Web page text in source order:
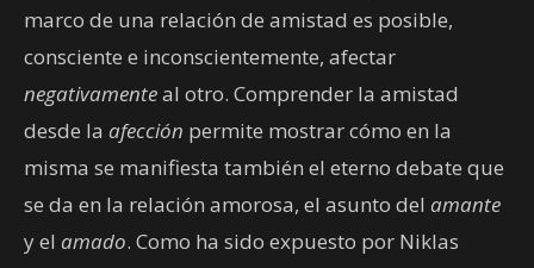
marco de una relación de amistad es posible,
consciente e inconscientemente, afectar
negativamenteal otro. Comprender la amistad
desde la afección permite mostrar cómo en la
misma se manifiesta también el eterno debate que
se da en la relación amorosa, el asunto del amante
y el amado. Como ha sido expuesto por Niklas